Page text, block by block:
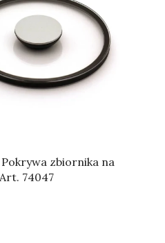
zbiornika na
74047